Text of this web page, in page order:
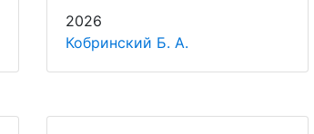
2026
Кобринский Б. А.